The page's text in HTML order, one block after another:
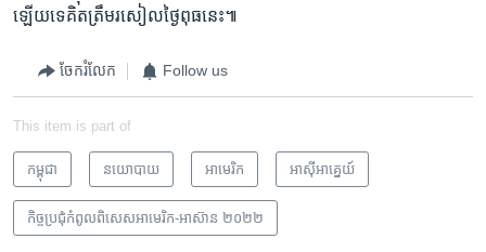
ឡើយ​ទេ​គិត​ត្រឹម​រសៀល​ថ្ងៃពុធ​នេះ៕
ចែករំលែក Follow us
This item is part of
កម្ពុជា នយោបាយ អាមេរិក​ អាស៊ី​អាគ្នេយ៍
កិច្ចប្រជុំ​កំពូល​ពិសេសអាមេរិក-អាស៊ាន ២០២២